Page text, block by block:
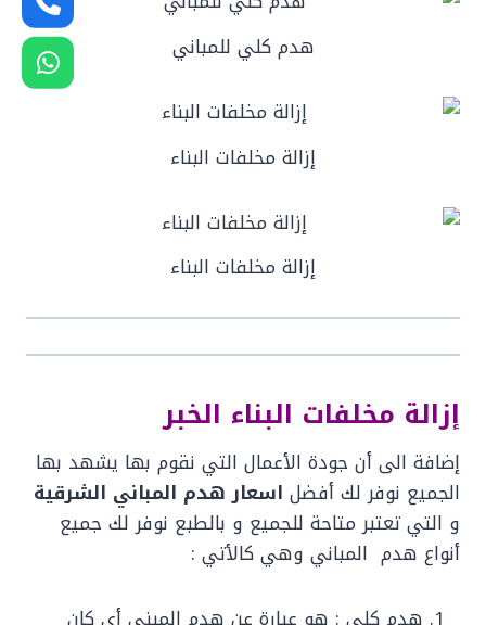
هدم كلي للمباني
إزالة مخلفات البناء
إزالة مخلفات البناء
إزالة مخلفات البناء الخبر
إضافة الى أن جودة الأعمال التي نقوم بها يشهد بها
الجميع نوفر لك أفضل اسعار هدم المباني الشرقية
و التي تعتبر متاحة للجميع و بالطبع نوفر لك جميع
أنواع هدم المباني وهي كالأتي :